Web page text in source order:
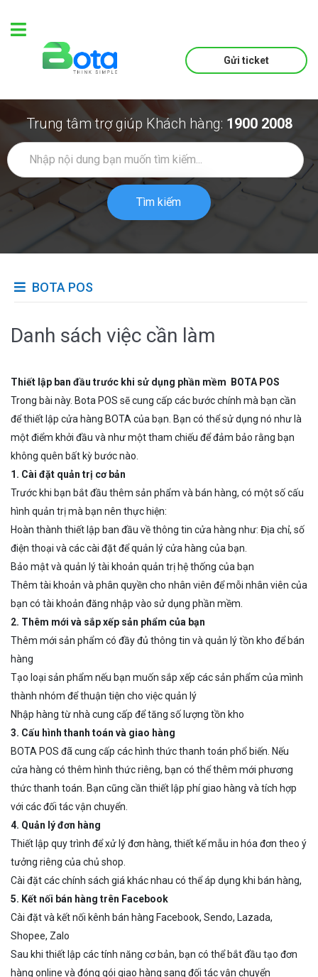
Gửi ticket
Trung tâm trợ giúp Khách hàng: 1900 2008
Tìm kiếm
BOTA POS
Danh sách việc cần làm
Thiết lập ban đầu trước khi sử dụng phần mềm BOTA POS
Trong bài này. Bota POS sẽ cung cấp các bước chính mà bạn cần
để thiết lập cửa hàng BOTA của bạn. Bạn có thể sử dụng nó như là
một điểm khởi đầu và như một tham chiếu để đảm bảo rằng bạn
không quên bất kỳ bước nào.
1. Cài đặt quản trị cơ bản
Trước khi bạn bắt đầu thêm sản phẩm và bán hàng, có một số cấu
hình quản trị mà bạn nên thực hiện:
Hoàn thành thiết lập ban đầu về thông tin cửa hàng như: Địa chỉ, số
điện thoại và các cài đặt để quản lý cửa hàng của bạn.
Bảo mật và quản lý tài khoản quản trị hệ thống của bạn
Thêm tài khoản và phân quyền cho nhân viên để mỗi nhân viên của
bạn có tài khoản đăng nhập vào sử dụng phần mềm.
2. Thêm mới và sắp xếp sản phẩm của bạn
Thêm mới sản phẩm có đầy đủ thông tin và quản lý tồn kho để bán
hàng
Tạo loại sản phẩm nếu bạn muốn sắp xếp các sản phẩm của mình
thành nhóm để thuận tiện cho việc quản lý
Nhập hàng từ nhà cung cấp để tăng số lượng tồn kho
3. Cấu hình thanh toán và giao hàng
BOTA POS đã cung cấp các hình thức thanh toán phổ biến. Nếu
cửa hàng có thêm hình thức riêng, bạn có thể thêm mới phương
thức thanh toán. Bạn cũng cần thiết lập phí giao hàng và tích hợp
với các đối tác vận chuyển.
4. Quản lý đơn hàng
Thiết lập quy trình để xử lý đơn hàng, thiết kế mẫu in hóa đơn theo ý
tưởng riêng của chủ shop.
Cài đặt các chính sách giá khác nhau có thể áp dụng khi bán hàng,
5. Kết nối bán hàng trên Facebook
Cài đặt và kết nối kênh bán hàng Facebook, Sendo, Lazada,
Shopee, Zalo
Sau khi thiết lập các tính năng cơ bản, bạn có thể bắt đầu tạo đơn
hàng online và đóng gói giao hàng sang đối tác vận chuyển